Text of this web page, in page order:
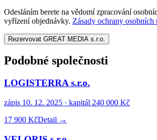
Odesláním berete na vědomí zpracování
vyřízení objednávky. Zásady ochrany osobních
Rezervovat GREAT MEDIA s.r.o.
Podobné společnosti
LOGISTERRA s.r.o.
zápis 10. 12. 2025 · kapitál 240 000 Kč
17 900 KčDetail →